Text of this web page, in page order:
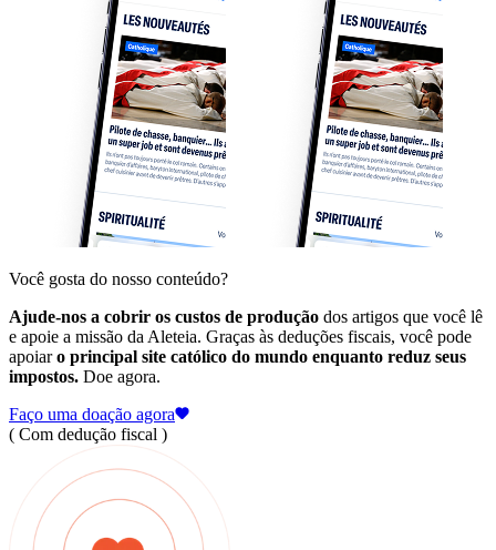
Você gosta do nosso conteúdo?
Ajude-nos a cobrir os custos de produção dos artigos que você lê
e apoie a missão da Aleteia. Graças às deduções fiscais, você pode
apoiaro principal site católico do mundo enquanto reduz seus
impostos. Doe agora.
Faço uma doação agora
( Com dedução fiscal )